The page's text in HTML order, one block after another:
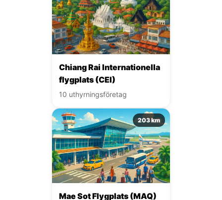
Chiang Rai Internationella
flygplats (CEI)
10 uthyrningsföretag
203 km
Mae Sot Flygplats (MAQ)